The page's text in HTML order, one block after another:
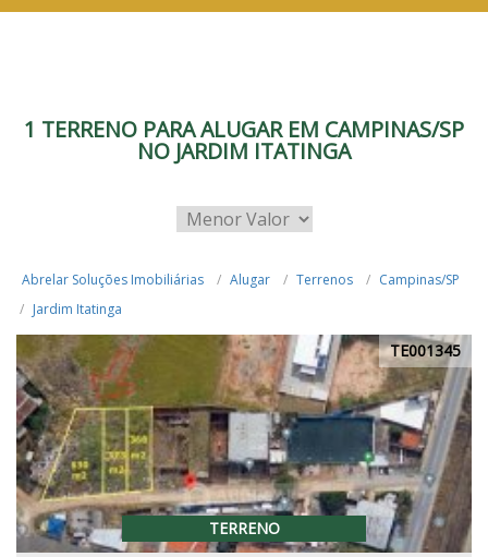
1 TERRENO PARA ALUGAR EM CAMPINAS/SP
NO JARDIM ITATINGA
Abrelar Soluções Imobiliárias Alugar Terrenos
Campinas/SP
Jardim Itatinga
TE001345
TERRENO